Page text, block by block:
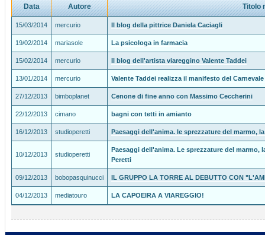
Data Autore Titolo
15/03/2014 mercurio Il blog della pittrice Daniela Caciagli
19/02/2014 mariasole La psicologa in farmacia
15/02/2014 mercurio Il blog dell'artista viareggino Valente Taddei
13/01/2014 mercurio Valente Taddei realizza il manifesto del
27/12/2013 bimboplanet Cenone di fine anno con Massimo Ceccherini
22/12/2013 cimano bagni con tetti in amianto
16/12/2013 studioperetti Paesaggi dell'anima. le sprezzature del marmo,
10/12/2013 studioperetti
Paesaggi dell'anima. Le sprezzature del marmo,
Peretti
09/12/2013 bobopasquinucci IL GRUPPO LA TORRE AL DEBUTTO CON
04/12/2013 mediatouro LA CAPOEIRA A VIAREGGIO!